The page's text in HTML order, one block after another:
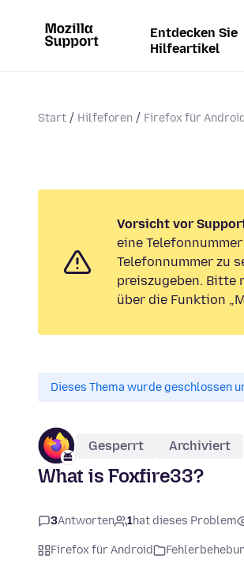
Entdecken Sie
Hilfeartikel
Start Hilfeforen Firefox für Android
Vorsicht vor
eine
Telefonnummer zu
preiszugeben. Bitte
über die Funktion
Dieses Thema wurde geschlossen
Gesperrt Archiviert
What is Foxfire33?
3Antworten 1hat dieses Problem
Firefox für Android